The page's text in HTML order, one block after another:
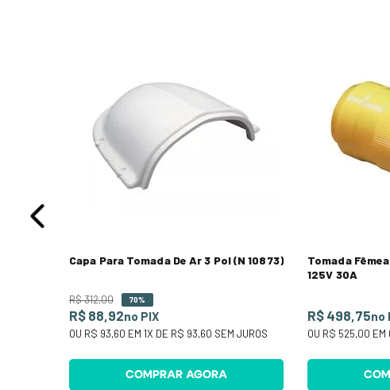
Capa Para Tomada De Ar 3 Pol (N 10873)
R$312,00 70%
R$ 88,92no PIX
OU R$ 93,60 EM 1X DE R$ 93,60 SEM JUROS
COMPRAR AGORA
Tomada
125V 30A
R$ 498,75no
OU R$ 525,00 EM